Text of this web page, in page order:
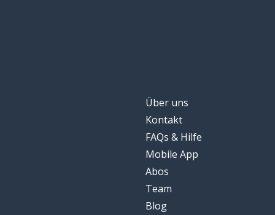
Über uns
Kontakt
FAQs & Hilfe
Mobile App
Abos
Team
Blog